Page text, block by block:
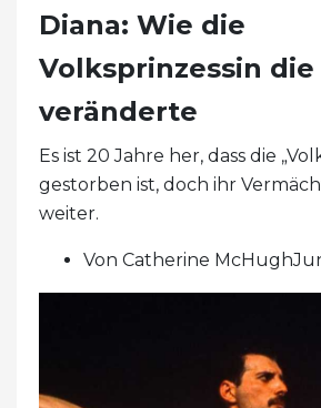
Diana: Wie die
Volksprinzessin
veränderte
Es ist 20 Jahre her, dass die
gestorben ist, doch ihr
weiter.
Von Catherine